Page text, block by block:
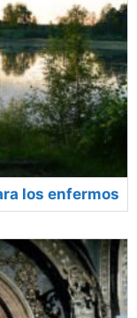
los enfermos